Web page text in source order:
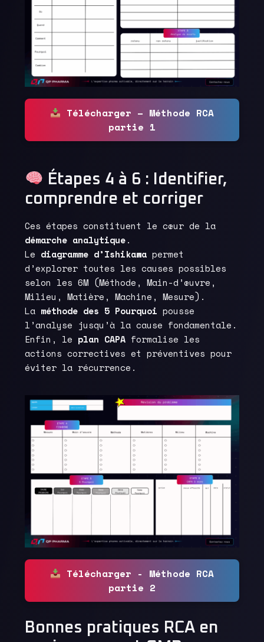
Télécharger – Méthode RCA
partie 1
Étapes 4 à 6 : Identifier,
comprendre et corriger
Ces étapes constituent le cœur de la
démarche analytique.
Le diagramme d’Ishikawa permet
d’explorer toutes les causes possibles
selon les 6M (Méthode, Main-d’œuvre,
Milieu, Matière, Machine, Mesure).
La méthode des 5 Pourquoi pousse
l’analyse jusqu’à la cause fondamentale.
Enfin, le plan CAPA formalise les
actions correctives et préventives pour
éviter la récurrence.
Télécharger - Méthode RCA
partie 2
Bonnes pratiques RCA en